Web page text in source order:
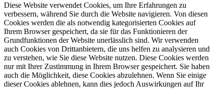
Diese Website verwendet Cookies, um Ihre Erfahrungen zu
verbessern, während Sie durch die Website navigieren. Von diesen
Cookies werden die als notwendig kategorisierten Cookies auf
Ihrem Browser gespeichert, da sie für das Funktionieren der
Grundfunktionen der Website unerlässlich sind. Wir verwenden
auch Cookies von Drittanbietern, die uns helfen zu analysieren und
zu verstehen, wie Sie diese Website nutzen. Diese Cookies werden
nur mit Ihrer Zustimmung in Ihrem Browser gespeichert. Sie haben
auch die Möglichkeit, diese Cookies abzulehnen. Wenn Sie einige
dieser Cookies ablehnen, kann dies jedoch Auswirkungen auf Ihr